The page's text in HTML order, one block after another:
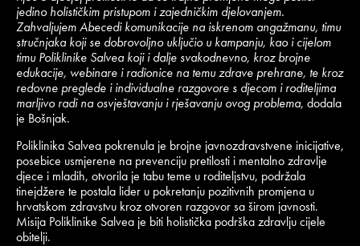
jedino holističkim pristupom i zajedničkim djelovanjem.
Zahvaljujem Abecedi komunikacije na iskrenom angažmanu, timu
stručnjaka koji se dobrovoljno uključio u kampanju, kao i cijelom
timu Poliklinike Salvea koji i dalje svakodnevno, kroz brojne
edukacije, webinare i radionice na temu zdrave prehrane, te kroz
redovne preglede i individualne razgovore s djecom i roditeljima
marljivo radi na osvještavanju i rješavanju ovog problema, dodala
je Bošnjak.
Poliklinika Salvea pokrenula je brojne javnozdravstvene inicijative,
posebice usmjerene na prevenciju pretilosti i mentalno zdravlje
djece i mladih, otvorila je tabu teme u roditeljstvu, podržala
tinejdžere te postala lider u pokretanju pozitivnih promjena u
hrvatskom zdravstvu kroz otvoren razgovor sa širom javnosti.
Misija Poliklinike Salvea je biti holistička podrška zdravlju cijele
obitelji.